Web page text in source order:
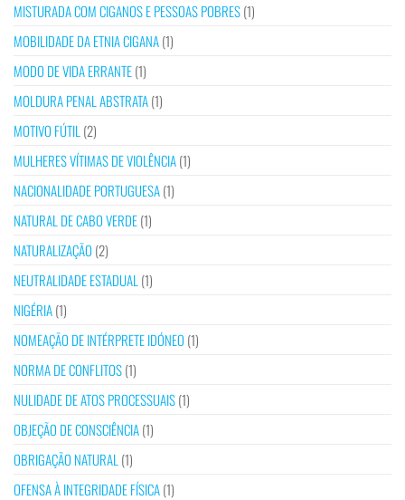
MISTURADA COM CIGANOS E PESSOAS POBRES(1)
MOBILIDADE DA ETNIA CIGANA(1)
MODO DE VIDA ERRANTE(1)
MOLDURA PENAL ABSTRATA(1)
MOTIVO FÚTIL (2)
MULHERES VÍTIMAS DE VIOLÊNCIA(1)
NACIONALIDADE PORTUGUESA(1)
NATURAL DE CABO VERDE(1)
NATURALIZAÇÃO (2)
NEUTRALIDADE ESTADUAL (1)
NIGÉRIA(1)
NOMEAÇÃO DE INTÉRPRETE IDÓNEO (1)
NORMA DE CONFLITOS(1)
NULIDADE DE ATOS PROCESSUAIS(1)
OBJEÇÃO DE CONSCIÊNCIA(1)
OBRIGAÇÃO NATURAL (1)
OFENSA À INTEGRIDADE FÍSICA(1)